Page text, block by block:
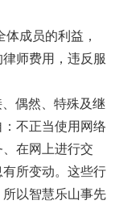
成员的利益，
师费用，违反服
偶然、特殊及继
不正当使用网络
在网上进行交
所变动。这些行
以智慧乐山事先